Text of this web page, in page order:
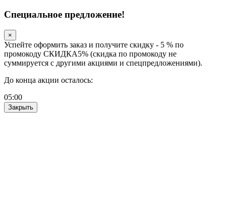
Специальное предложение!
×
Успейте оформить заказ и получите скидку - 5 % по
промокоду СКИДКА5% (скидка по промокоду не
суммируется с другими акциями и спецпредложениями).
До конца акции осталось:
05:00
Закрыть